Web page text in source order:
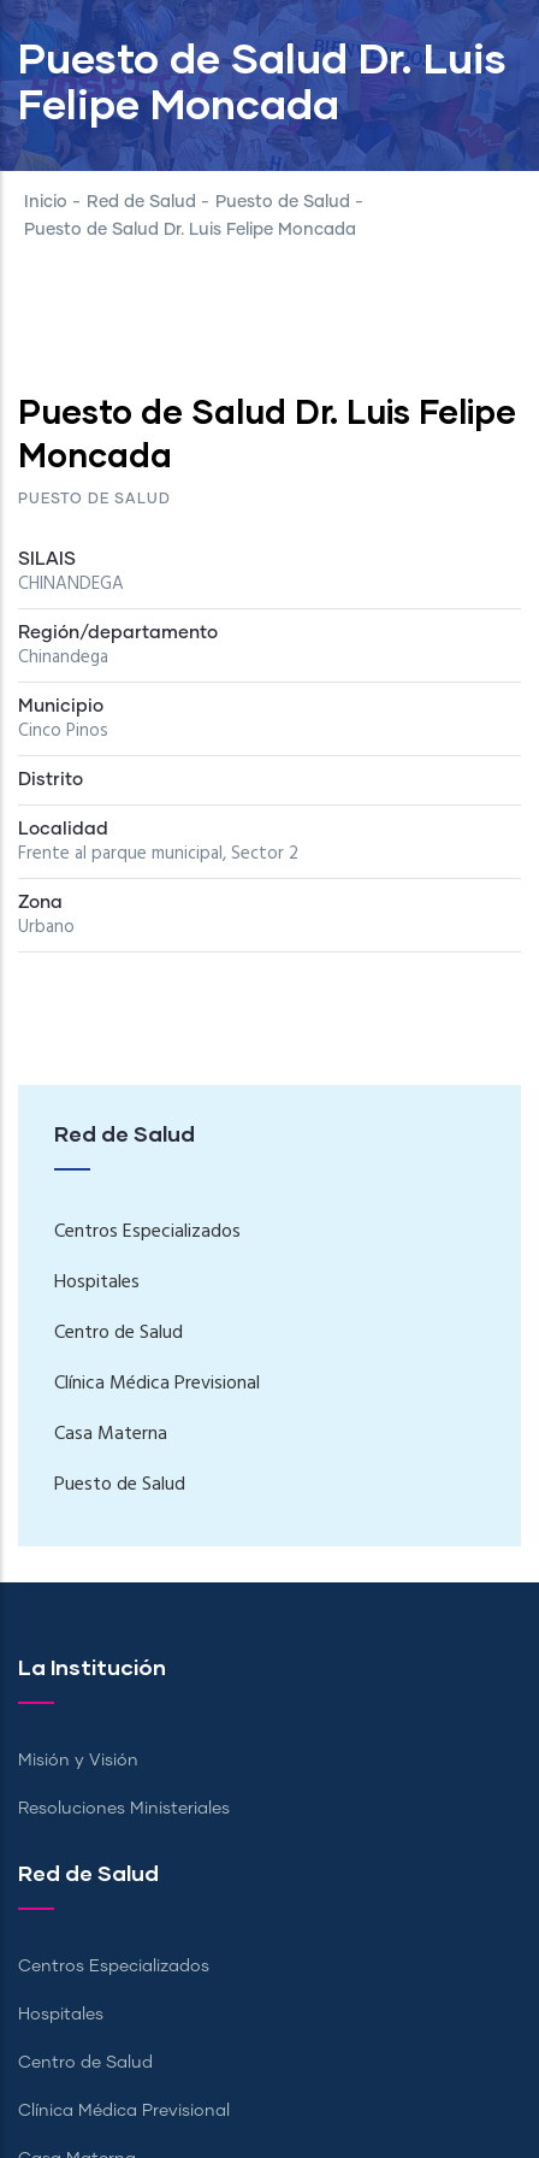
Puesto de Salud Dr. Luis
Felipe Moncada
Inicio - Red de Salud - Puesto de Salud -
Puesto de Salud Dr. Luis Felipe Moncada
Puesto de Salud Dr. Luis Felipe
Moncada
PUESTO DE SALUD
SILAIS
CHINANDEGA
Región/departamento
Chinandega
Municipio
Cinco Pinos
Distrito
Localidad
Frente al parque municipal, Sector 2
Zona
Urbano
Red de Salud
Centros Especializados
Hospitales
Centro de Salud
Clínica Médica Previsional
Casa Materna
Puesto de Salud
La Institución
Misión y Visión
Resoluciones Ministeriales
Red de Salud
Centros Especializados
Hospitales
Centro de Salud
Clínica Médica Previsional